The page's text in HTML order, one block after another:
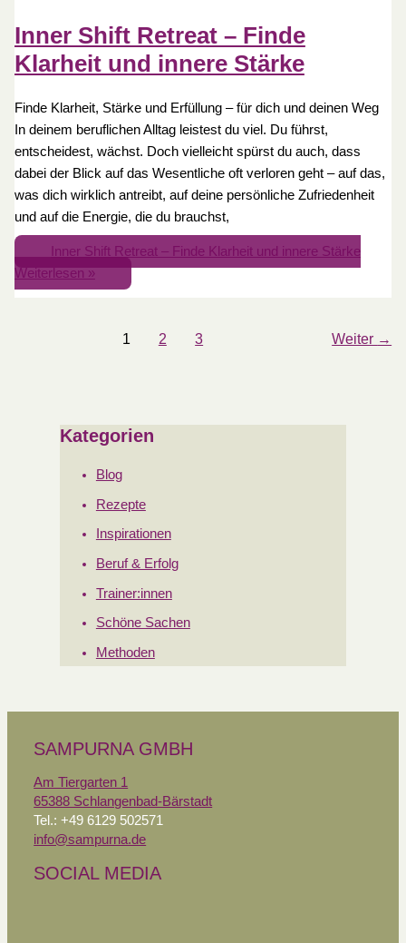
Inner Shift Retreat – Finde
Klarheit und innere Stärke
Finde Klarheit, Stärke und Erfüllung – für dich und deinen Weg
In deinem beruflichen Alltag leistest du viel. Du führst,
entscheidest, wächst. Doch vielleicht spürst du auch, dass
dabei der Blick auf das Wesentliche oft verloren geht – auf das,
was dich wirklich antreibt, auf deine persönliche Zufriedenheit
und auf die Energie, die du brauchst,
Inner Shift Retreat – Finde Klarheit und innere Stärke
Weiterlesen »
1 2 3 Weiter →
Kategorien
Blog
Rezepte
Inspirationen
Beruf & Erfolg
Trainer:innen
Schöne Sachen
Methoden
SAMPURNA GMBH
Am Tiergarten 1
65388 Schlangenbad-Bärstadt
Tel.: +49 6129 502571
info@sampurna.de
SOCIAL MEDIA